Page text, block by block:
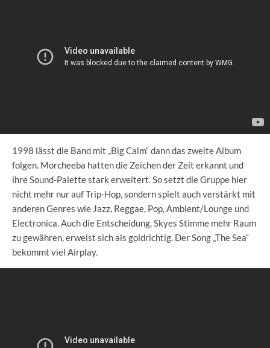
1998 lässt die Band mit „Big Calm“ dann das zweite Album
folgen. Morcheeba hatten die Zeichen der Zeit erkannt und
ihre Sound-Palette stark erweitert. So setzt die Gruppe hier
nicht mehr nur auf Trip-Hop, sondern spielt auch verstärkt mit
anderen Genres wie Jazz, Reggae, Pop, Ambient/Lounge und
Electronica. Auch die Entscheidung, Skyes Stimme mehr Raum
zu gewähren, erweist sich als goldrichtig. Der Song „The Sea“
bekommt viel Airplay.